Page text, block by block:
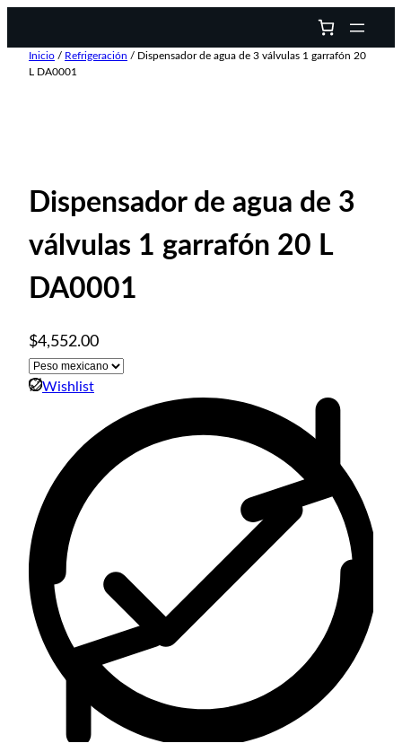
Inicio / Refrigeración / Dispensador de agua de 3 válvulas 1 garrafón 20
L DA0001
Dispensador de agua de 3
válvulas 1 garrafón 20 L
DA0001
$4,552.00
Wishlist